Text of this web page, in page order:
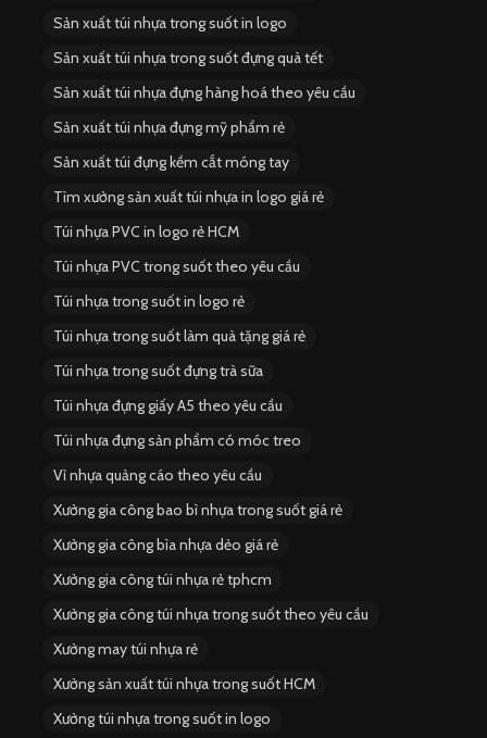
Sản xuất túi nhựa trong suốt in logo
Sản xuất túi nhựa trong suốt đựng quà tết
Sản xuất túi nhựa đựng hàng hoá theo yêu cầu
Sản xuất túi nhựa đựng mỹ phẩm rẻ
Sản xuất túi đựng kềm cắt móng tay
Tìm xưởng sản xuất túi nhựa in logo giá rẻ
Túi nhựa PVC in logo rẻ HCM
Túi nhựa PVC trong suốt theo yêu cầu
Túi nhựa trong suốt in logo rẻ
Túi nhựa trong suốt làm quà tặng giá rẻ
Túi nhựa trong suốt đựng trà sữa
Túi nhựa đựng giấy A5 theo yêu cầu
Túi nhựa đựng sản phẩm có móc treo
Vỉ nhựa quảng cáo theo yêu cầu
Xưởng gia công bao bì nhựa trong suốt giá rẻ
Xưởng gia công bìa nhựa dẻo giá rẻ
Xưởng gia công túi nhựa rẻ tphcm
Xưởng gia công túi nhựa trong suốt theo yêu cầu
Xưởng may túi nhựa rẻ
Xưởng sản xuất túi nhựa trong suốt HCM
Xưởng túi nhựa trong suốt in logo